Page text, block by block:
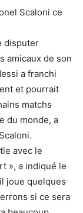
Scaloni ce
disputer
amicaux de son
a franchi
et pourrait
matchs
du monde, a
avec le
», a indiqué le
joue quelques
si ce sera